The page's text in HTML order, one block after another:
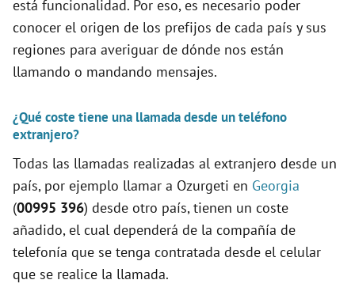
está funcionalidad. Por eso, es necesario poder
conocer el origen de los prefijos de cada país y sus
regiones para averiguar de dónde nos están
llamando o mandando mensajes.
¿Qué coste tiene una llamada desde un teléfono
extranjero?
Todas las llamadas realizadas al extranjero desde un
país, por ejemplo llamar a Ozurgeti en Georgia
(00995 396) desde otro país, tienen un coste
añadido, el cual dependerá de la compañía de
telefonía que se tenga contratada desde el celular
que se realice la llamada.